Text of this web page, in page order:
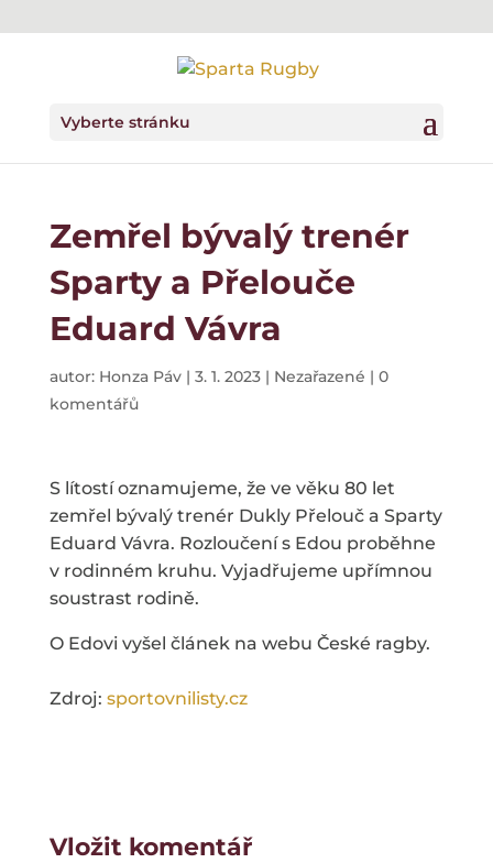
Vyberte stránku
Zemřel bývalý trenér
Sparty a Přelouče
Eduard Vávra
autor: Honza Páv| 3. 1. 2023| Nezařazené | 0
komentářů
S lítostí oznamujeme, že ve věku 80 let
zemřel bývalý trenér Dukly Přelouč a Sparty
Eduard Vávra. Rozloučení s Edou proběhne
v rodinném kruhu. Vyjadřujeme upřímnou
soustrast rodině.
O Edovi vyšel článek na webu České ragby.
Zdroj: sportovnilisty.cz
Vložit komentář